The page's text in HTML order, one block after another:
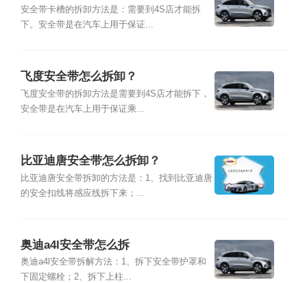
安全带卡槽的拆卸方法是：需要到4S店才能拆
下。安全带是在汽车上用于保证...
飞度安全带怎么拆卸？
飞度安全带的拆卸方法是需要到4S店才能拆下，
安全带是在汽车上用于保证乘...
比亚迪唐安全带怎么拆卸？
比亚迪唐安全带拆卸的方法是：1、找到比亚迪唐
的安全扣线将感应线拆下来；...
奥迪a4l安全带怎么拆
奥迪a4l安全带拆解方法：1、拆下安全带护罩和
下固定螺栓；2、拆下上柱...